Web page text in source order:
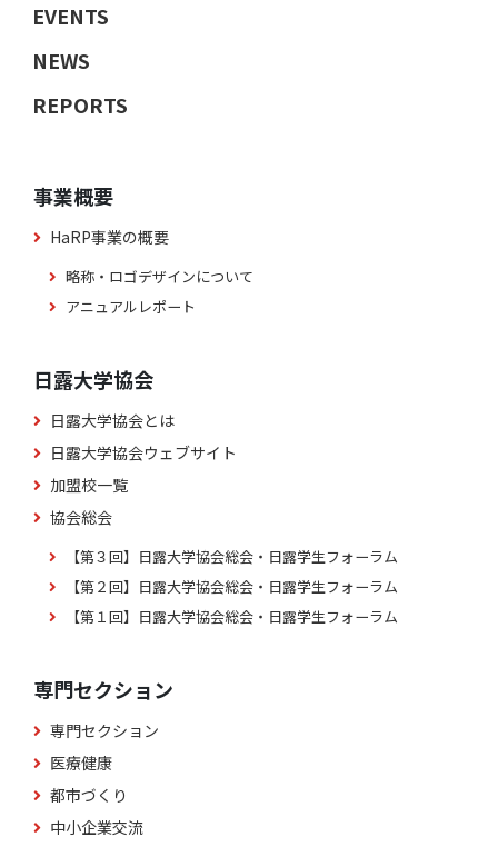
EVENTS
NEWS
REPORTS
事業概要
HaRP事業の概要
略称・ロゴデザインについて
アニュアルレポート
日露大学協会
日露大学協会とは
日露大学協会ウェブサイト
加盟校一覧
協会総会
【第３回】日露大学協会総会・日露学生フォーラム
【第２回】日露大学協会総会・日露学生フォーラム
【第１回】日露大学協会総会・日露学生フォーラム
専門セクション
専門セクション
医療健康
都市づくり
中小企業交流